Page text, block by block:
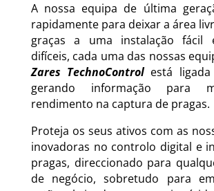
A nossa equipa de última
rapidamente para deixar a área
graças a uma instalação fácil
difíceis, cada uma das nossas
Zares TechnoControl está
gerando informação para
rendimento na captura de pragas.
Proteja os seus ativos com as
inovadoras no controlo digital e
pragas, direccionado para
de negócio, sobretudo para